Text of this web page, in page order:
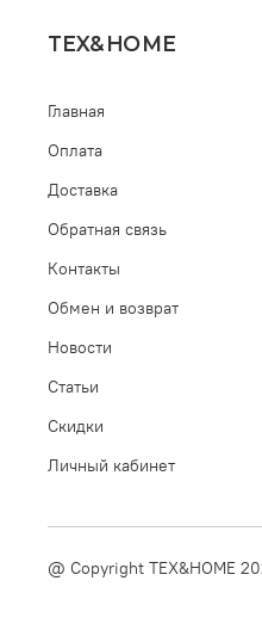
TEX&HOME
Главная
Оплата
Доставка
Обратная связь
Контакты
Обмен и возврат
Новости
Статьи
Скидки
Личный кабинет
@ Copyright TEX&HOME